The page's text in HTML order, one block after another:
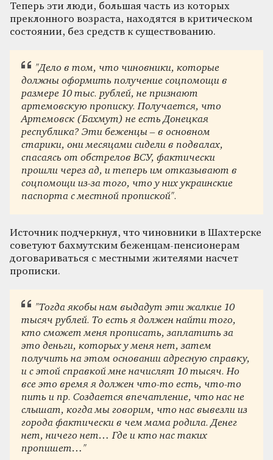
Теперь эти люди, большая часть из которых
преклонного возраста, находятся в критическом
состоянии, без средств к существованию.
"Дело в том, что чиновники, которые
должны оформить получение соцпомощи в
размере 10 тыс. рублей, не признают
артемовскую прописку. Получается, что
Артемовск (Бахмут) не есть Донецкая
республика? Эти беженцы – в основном
старики, они месяцами сидели в подвалах,
спасаясь от обстрелов ВСУ, фактически
прошли через ад, и теперь им отказывают в
соцпомощи из-за того, что у них украинские
паспорта с местной пропиской".
Источник подчеркнул, что чиновники в Шахтерске
советуют бахмутским беженцам-пенсионерам
договариваться с местными жителями насчет
прописки.
"Тогда якобы нам выдадут эти жалкие 10
тысяч рублей. То есть я должен найти того,
кто сможет меня прописать, заплатить за
это деньги, которых у меня нет, затем
получить на этом основании адресную справку,
и с этой справкой мне начислят 10 тысяч. Но
все это время я должен что-то есть, что-то
пить и пр. Создается впечатление, что нас не
слышат, когда мы говорим, что нас вывезли из
города фактически в чем мама родила. Денег
нет, ничего нет… Где и кто нас таких
пропишет…"